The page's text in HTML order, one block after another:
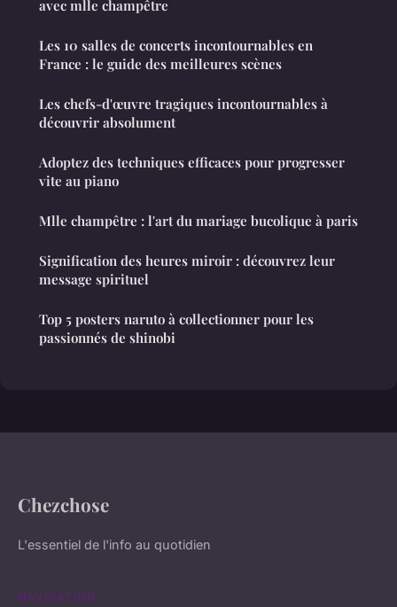
avec mlle champêtre
Les 10 salles de concerts incontournables en
France : le guide des meilleures scènes
Les chefs-d'œuvre tragiques incontournables à
découvrir absolument
Adoptez des techniques efficaces pour progresser
vite au piano
Mlle champêtre : l'art du mariage bucolique à paris
Signification des heures miroir : découvrez leur
message spirituel
Top 5 posters naruto à collectionner pour les
passionnés de shinobi
Chezchose
L'essentiel de l'info au quotidien
NAVIGATION